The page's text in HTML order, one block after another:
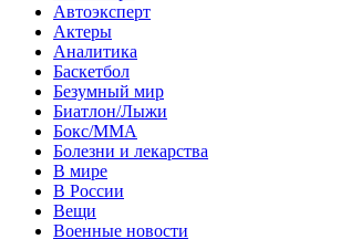
Автоэксперт
Актеры
Аналитика
Баскетбол
Безумный мир
Биатлон/Лыжи
Бокс/MMA
Болезни и лекарства
В мире
В России
Вещи
Военные новости